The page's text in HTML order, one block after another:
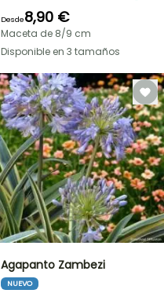
Desde8,90 €
Maceta de 8/9 cm
Disponible en 3 tamaños
Agapanto Zambezi
NUEVO